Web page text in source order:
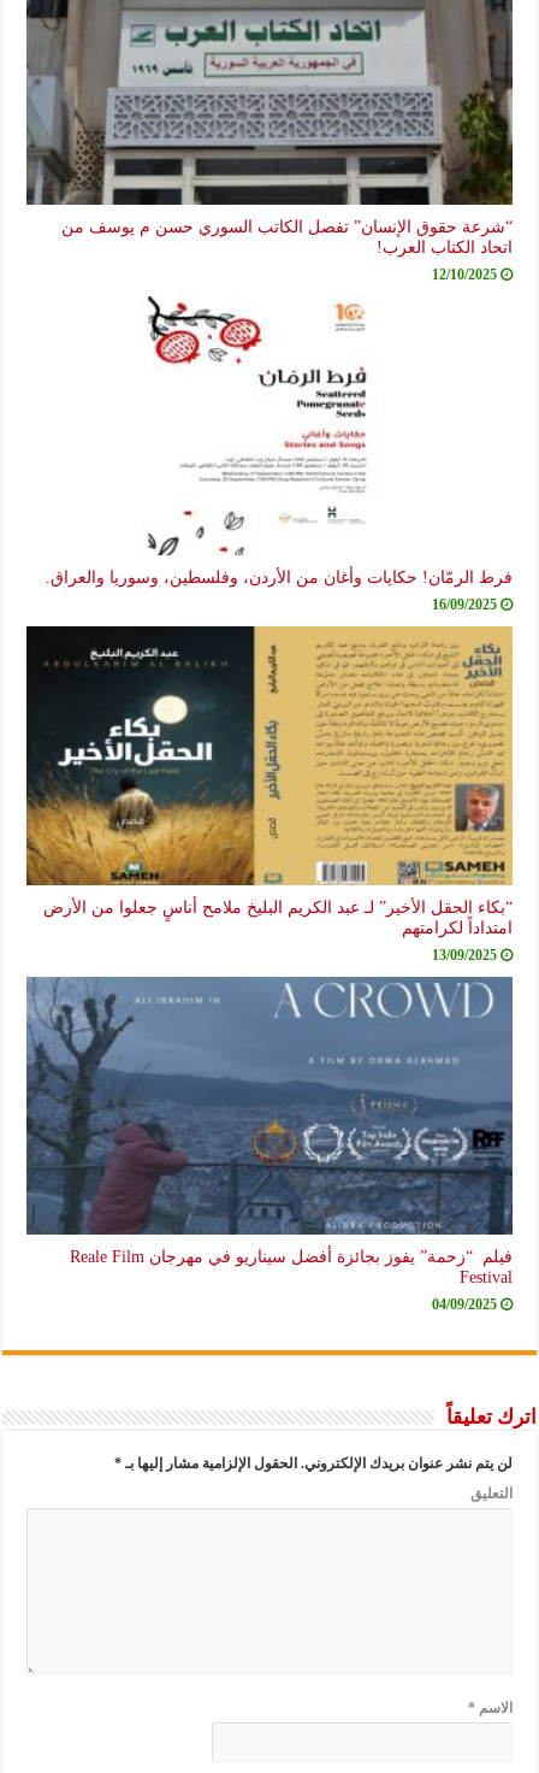
“شرعة حقوق الإنسان” تفصل الكاتب السوري حسن م يوسف من
اتحاد الكتاب العرب!
12/10/2025
فرط الرمّان! حكايات وأغان من الأردن، وفلسطين، وسوريا والعراق.
16/09/2025
“بكاء الحقل الأخير” لـ عبد الكريم البليخ ملامح أناسٍ جعلوا من الأرض
امتداداً لكرامتهم
13/09/2025
فيلم “زحمة” يفوز بجائزة أفضل سيناريو في مهرجان Reale Film
Festival
04/09/2025
اترك تعليقاً
لن يتم نشر عنوان بريدك الإلكتروني. الحقول الإلزامية مشار إليها بـ*
التعليق
الاسم*